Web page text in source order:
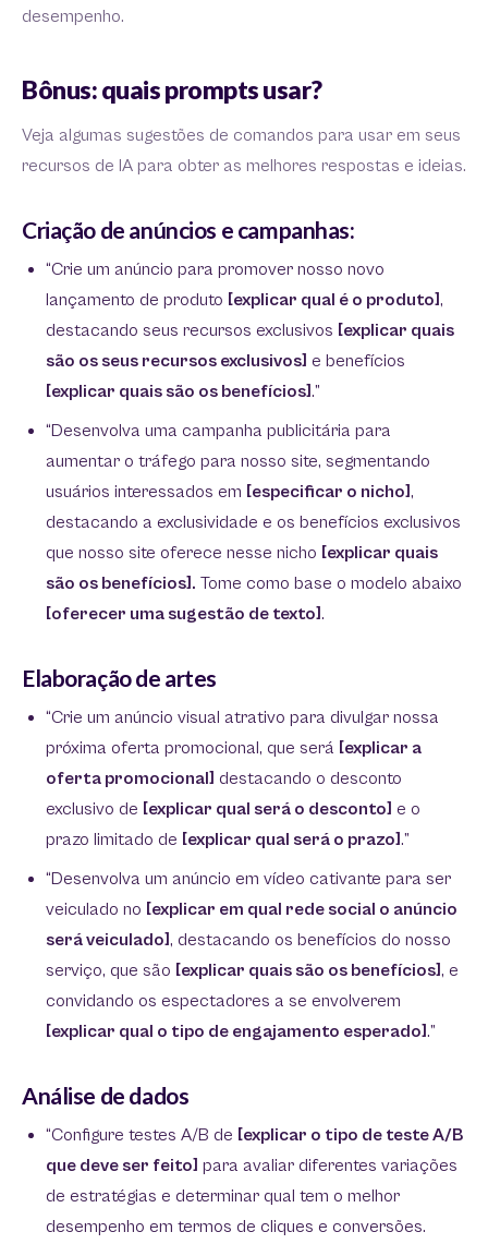
desempenho.
Bônus: quais prompts usar?
Veja algumas sugestões de comandos para usar em seus
recursos de IA para obter as melhores respostas e ideias.
Criação de anúncios e campanhas:
“Crie um anúncio para promover nosso novo
lançamento de produto [explicar qual é o produto],
destacando seus recursos exclusivos [explicar quais
são os seus recursos exclusivos] e benefícios
[explicar quais são os benefícios].”
“Desenvolva uma campanha publicitária para
aumentar o tráfego para nosso site, segmentando
usuários interessados em [especificar o nicho],
destacando a exclusividade e os benefícios exclusivos
que nosso site oferece nesse nicho [explicar quais
são os benefícios]. Tome como base o modelo abaixo
[oferecer uma sugestão de texto].
Elaboração de artes
“Crie um anúncio visual atrativo para divulgar nossa
próxima oferta promocional, que será [explicar a
oferta promocional] destacando o desconto
exclusivo de [explicar qual será o desconto] e o
prazo limitado de [explicar qual será o prazo].”
“Desenvolva um anúncio em vídeo cativante para ser
veiculado no [explicar em qual rede social o anúncio
será veiculado], destacando os benefícios do nosso
serviço, que são [explicar quais são os benefícios], e
convidando os espectadores a se envolverem
[explicar qual o tipo de engajamento esperado].”
Análise de dados
“Configure testes A/B de [explicar o tipo de teste A/B
que deve ser feito] para avaliar diferentes variações
de estratégias e determinar qual tem o melhor
desempenho em termos de cliques e conversões.